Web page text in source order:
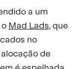
a um
Mad Lads, que
no
de